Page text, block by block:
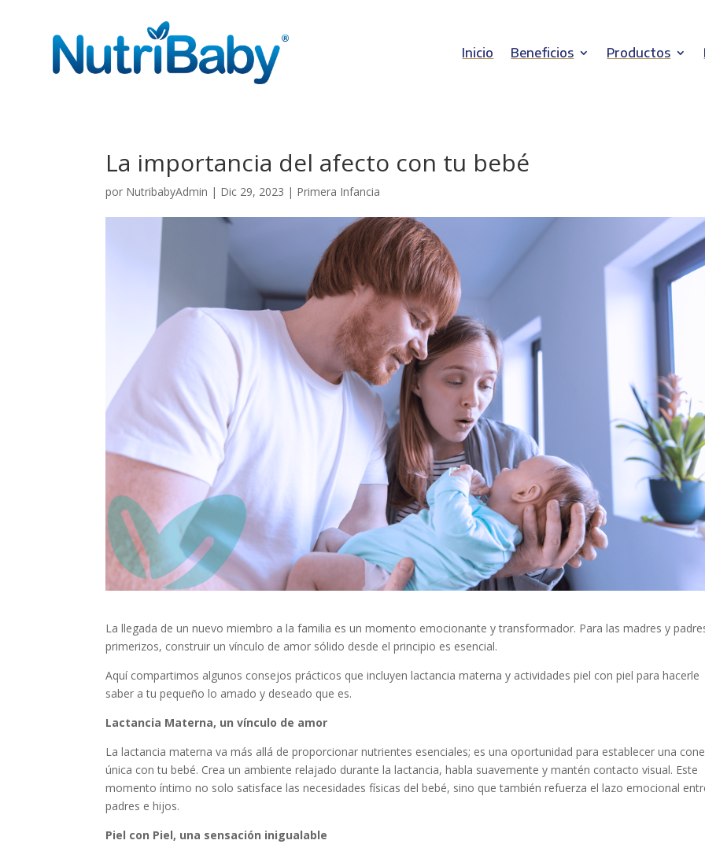
Inicio Beneficios Productos
La importancia del afecto con tu bebé
por NutribabyAdmin | Dic 29, 2023 | Primera Infancia
La llegada de un nuevo miembro a la familia es un momento emocionante y transformador. Para las madres y
primerizos, construir un vínculo de amor sólido desde el principio es esencial.
Aquí compartimos algunos consejos prácticos que incluyen lactancia materna y actividades piel con piel para hacerle
saber a tu pequeño lo amado y deseado que es.
Lactancia Materna, un vínculo de amor
La lactancia materna va más allá de proporcionar nutrientes esenciales; es una oportunidad para establecer una
única con tu bebé. Crea un ambiente relajado durante la lactancia, habla suavemente y mantén contacto visual. Este
momento íntimo no solo satisface las necesidades físicas del bebé, sino que también refuerza el lazo emocional
padres e hijos.
Piel con Piel, una sensación inigualable